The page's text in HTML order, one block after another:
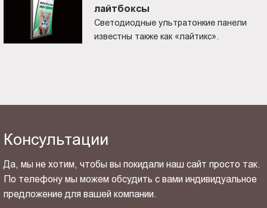
лайтбоксы
Светодиодные ультратонкие панели
известны также как «лайтикс».
Консультации
Да, мы не хотим, чтобы вы покидали наш сайт просто так.
По телефону мы можем обсудить с вами индивидуальное
предложение для вашей компании.
ОТПРАВИТЬ СВОЙ КОНТАКТ